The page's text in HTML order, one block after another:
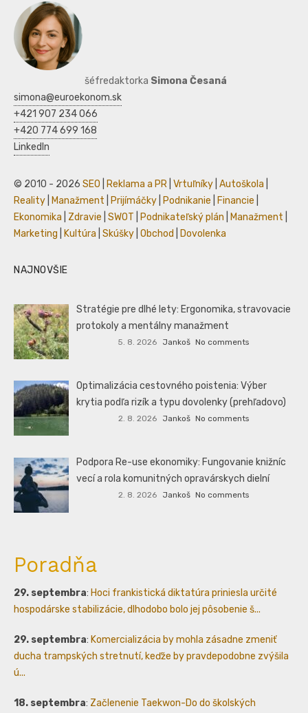
šéfredaktorka Simona Česaná
simona@euroekonom.sk
+421 907 234 066
+420 774 699 168
LinkedIn
© 2010 - 2026 SEO Reklama a PR Vrtuľníky Autoškola
Reality
Manažment Prijímáčky Podnikanie Financie
Ekonomika
Zdravie SWOT Podnikateľský plán Manažment
Marketing
Kultúra Skúšky Obchod Dovolenka
NAJNOVŠIE
Stratégie pre dlhé lety: Ergonomika, stravovacie
protokoly a mentálny manažment
5. 8. 2026 Jankoš No comments
Optimalizácia cestovného poistenia: Výber
krytia podľa rizík a typu dovolenky (prehľadovo)
2. 8. 2026 Jankoš No comments
Podpora Re-use ekonomiky: Fungovanie knižníc
vecí a rola komunitných opravárskych dielní
2. 8. 2026 Jankoš No comments
Poradňa
29. septembra: Hoci frankistická diktatúra priniesla určité
hospodárske stabilizácie, dlhodobo bolo jej pôsobenie š...
29. septembra: Komercializácia by mohla zásadne zmeniť
ducha trampských stretnutí, keďže by pravdepodobne zvýšila
ú...
18. septembra: Začlenenie Taekwon-Do do školských